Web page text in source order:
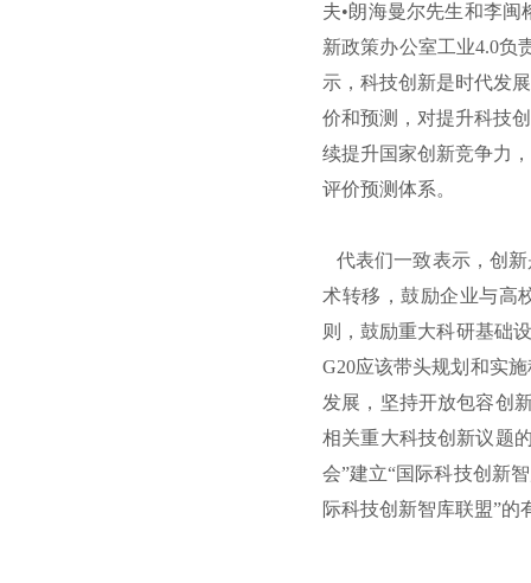
夫•朗海曼尔先生和李
新政策办公室工业4.0负
示，科技创新是时代发
价和预测，对提升科技
续提升国家创新竞争力
评价预测体系。
代表们一致表示，创
术转移，鼓励企业与高
则，鼓励重大科研基础
G20应该带头规划和实
发展，坚持开放包容创
相关重大科技创新议题
会”建立“国际科技创新
际科技创新智库联盟”的